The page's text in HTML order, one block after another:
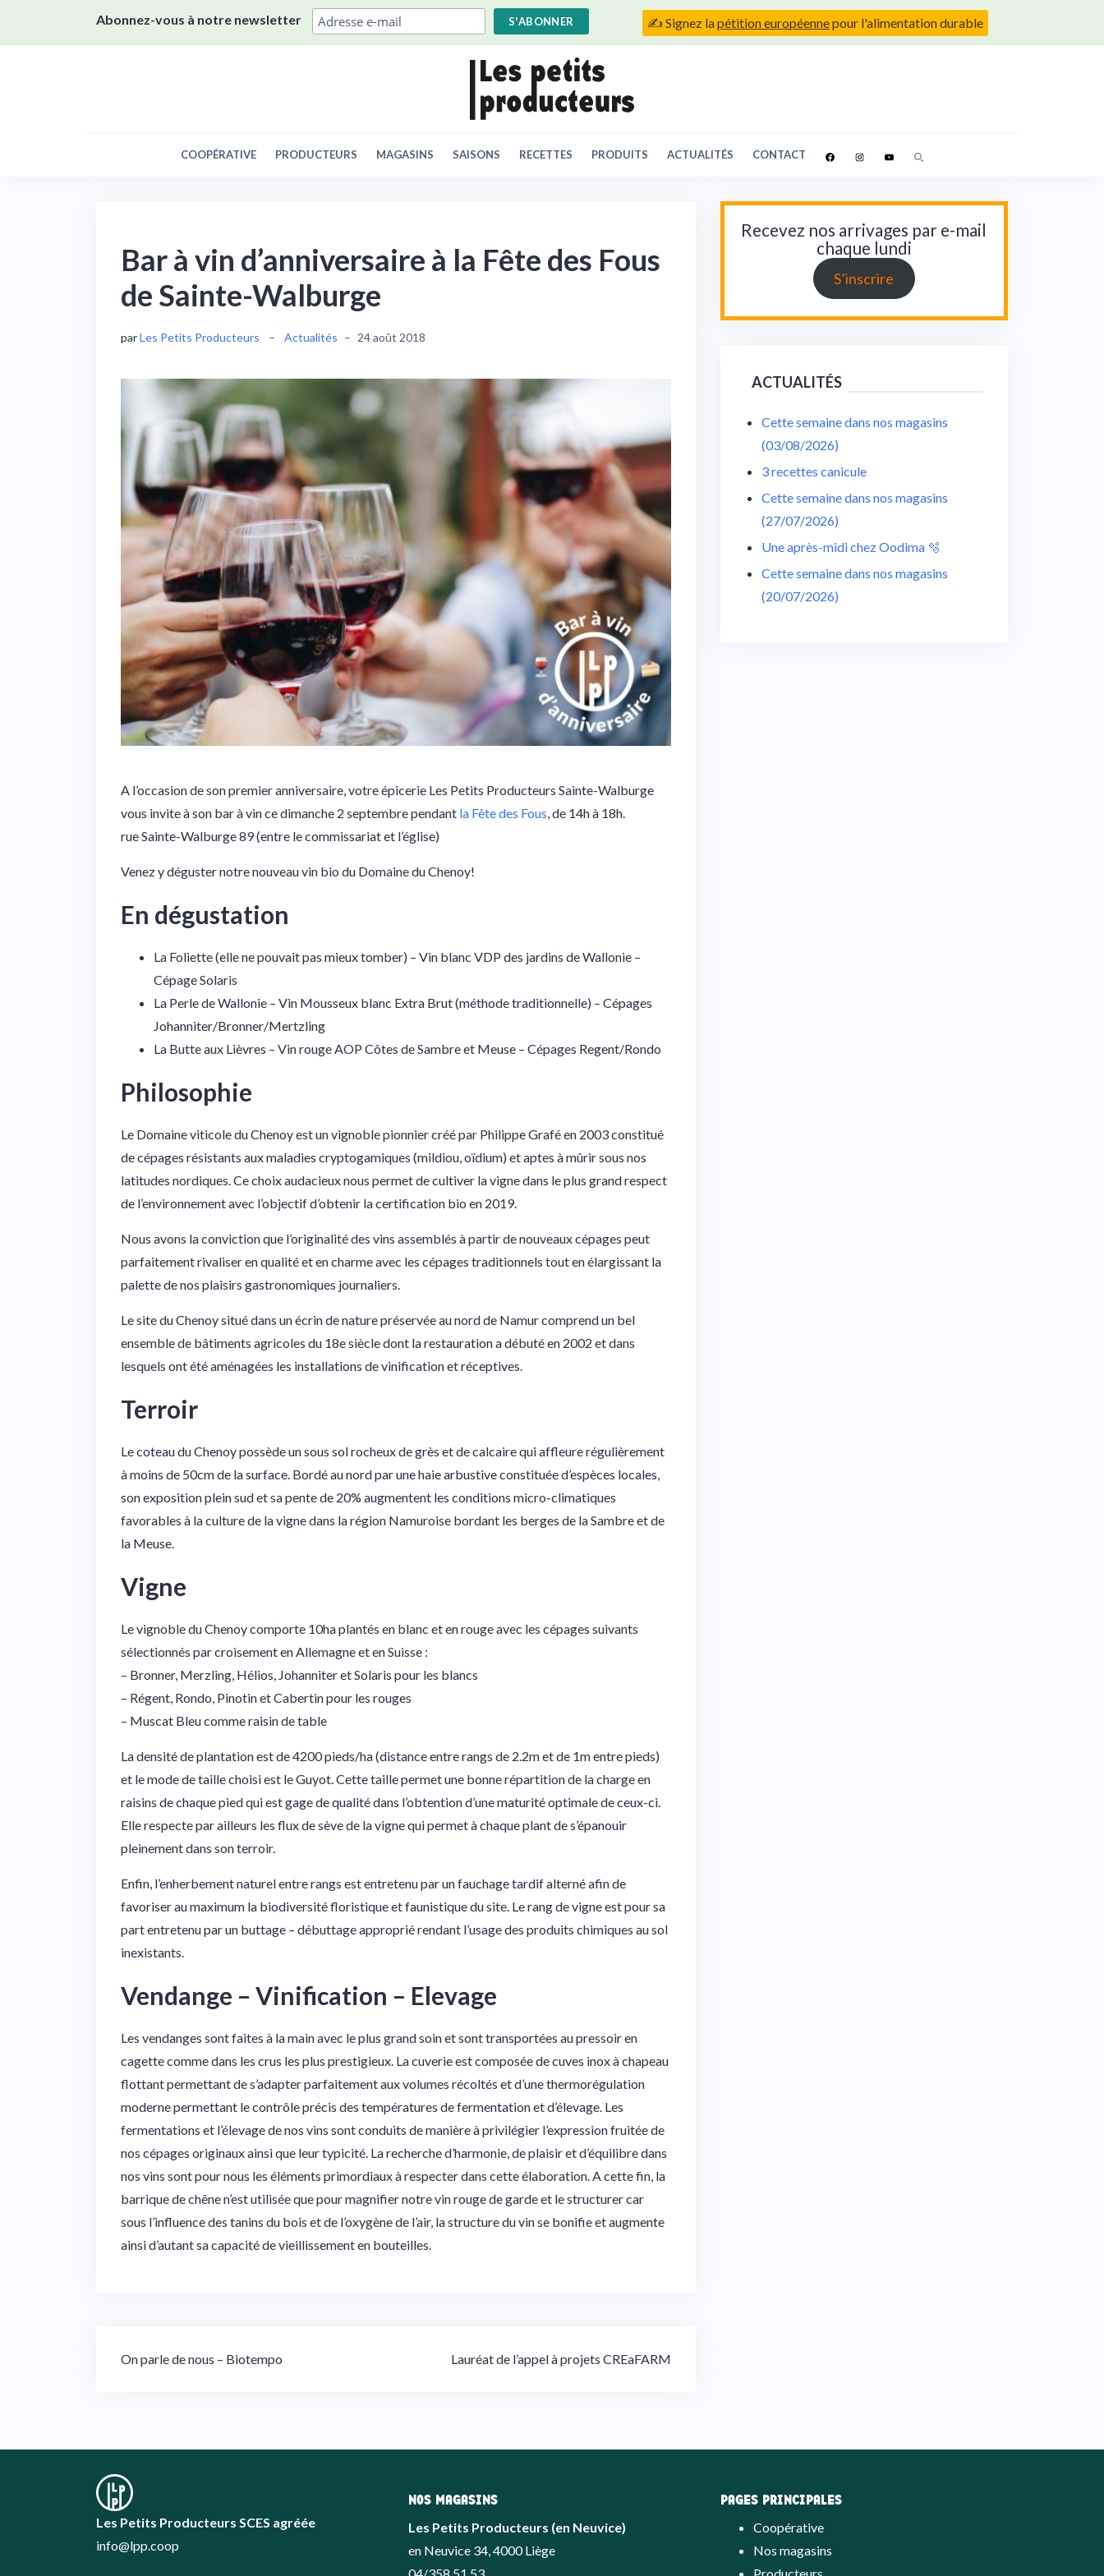
Abonnez-vous à notre newsletter ✍️ Signez lapétition européennepour l'alimentation durable
COOPÉRATIVE PRODUCTEURS MAGASINS SAISONS RECETTES PRODUITS ACTUALITÉS CONTACT
Bar à vin d’anniversaire à la Fête des Fous
de Sainte-Walburge
parLes Petits Producteurs – Actualités – 24 août 2018
A l’occasion de son premier anniversaire, votre épicerie Les Petits Producteurs Sainte-Walburge
vous invite à son bar à vin ce dimanche 2 septembre pendant la Fête des Fous , de 14h à 18h.
rue Sainte-Walburge 89 (entre le commissariat et l’église)
Venez y déguster notre nouveau vin bio du Domaine du Chenoy!
En dégustation
La Foliette (elle ne pouvait pas mieux tomber) – Vin blanc VDP des jardins de Wallonie –
Cépage Solaris
La Perle de Wallonie – Vin Mousseux blanc Extra Brut (méthode traditionnelle) – Cépages
Johanniter/Bronner/Mertzling
La Butte aux Lièvres – Vin rouge AOP Côtes de Sambre et Meuse – Cépages Regent/Rondo
Philosophie
Le Domaine viticole du Chenoy est un vignoble pionnier créé par Philippe Grafé en 2003 constitué
de cépages résistants aux maladies cryptogamiques (mildiou, oïdium) et aptes à mûrir sous nos
latitudes nordiques. Ce choix audacieux nous permet de cultiver la vigne dans le plus grand respect
de l’environnement avec l’objectif d’obtenir la certification bio en 2019.
Nous avons la conviction que l’originalité des vins assemblés à partir de nouveaux cépages peut
parfaitement rivaliser en qualité et en charme avec les cépages traditionnels tout en élargissant la
palette de nos plaisirs gastronomiques journaliers.
Le site du Chenoy situé dans un écrin de nature préservée au nord de Namur comprend un bel
ensemble de bâtiments agricoles du 18e siècle dont la restauration a débuté en 2002 et dans
lesquels ont été aménagées les installations de vinification et réceptives.
Terroir
Le coteau du Chenoy possède un sous sol rocheux de grès et de calcaire qui affleure régulièrement
à moins de 50cm de la surface. Bordé au nord par une haie arbustive constituée d’espèces locales,
son exposition plein sud et sa pente de 20% augmentent les conditions micro-climatiques
favorables à la culture de la vigne dans la région Namuroise bordant les berges de la Sambre et de
la Meuse.
Vigne
Le vignoble du Chenoy comporte 10ha plantés en blanc et en rouge avec les cépages suivants
sélectionnés par croisement en Allemagne et en Suisse :
– Bronner, Merzling, Hélios, Johanniter et Solaris pour les blancs
– Régent, Rondo, Pinotin et Cabertin pour les rouges
– Muscat Bleu comme raisin de table
La densité de plantation est de 4200 pieds/ha (distance entre rangs de 2.2m et de 1m entre pieds)
et le mode de taille choisi est le Guyot. Cette taille permet une bonne répartition de la charge en
raisins de chaque pied qui est gage de qualité dans l’obtention d’une maturité optimale de ceux-ci.
Elle respecte par ailleurs les flux de sève de la vigne qui permet à chaque plant de s’épanouir
pleinement dans son terroir.
Enfin, l’enherbement naturel entre rangs est entretenu par un fauchage tardif alterné afin de
favoriser au maximum la biodiversité floristique et faunistique du site. Le rang de vigne est pour sa
part entretenu par un buttage – débuttage approprié rendant l’usage des produits chimiques au sol
inexistants.
Vendange – Vinification – Elevage
Les vendanges sont faites à la main avec le plus grand soin et sont transportées au pressoir en
cagette comme dans les crus les plus prestigieux. La cuverie est composée de cuves inox à chapeau
flottant permettant de s’adapter parfaitement aux volumes récoltés et d’une thermorégulation
moderne permettant le contrôle précis des températures de fermentation et d’élevage. Les
fermentations et l’élevage de nos vins sont conduits de manière à privilégier l’expression fruitée de
nos cépages originaux ainsi que leur typicité. La recherche d’harmonie, de plaisir et d’équilibre dans
nos vins sont pour nous les éléments primordiaux à respecter dans cette élaboration. A cette fin, la
barrique de chêne n’est utilisée que pour magnifier notre vin rouge de garde et le structurer car
sous l’influence des tanins du bois et de l’oxygène de l’air, la structure du vin se bonifie et augmente
ainsi d’autant sa capacité de vieillissement en bouteilles.
Navigation
On parle de nous – Biotempo Lauréat de l’appel à projets CREaFARM
Recevez nos arrivages par e-mail
chaque lundi
S’inscrire
ACTUALITÉS
Cette semaine dans nos magasins
(03/08/2026)
3 recettes canicule
Cette semaine dans nos magasins
(27/07/2026)
Une après-midi chez Oodima 🫧
Cette semaine dans nos magasins
(20/07/2026)
Les Petits Producteurs SCES agréée
info@lpp.coop
NOS MAGASINS
Les Petits Producteurs (en Neuvice)
en Neuvice 34, 4000 Liège
PAGES PRINCIPALES
Coopérative
Nos magasins